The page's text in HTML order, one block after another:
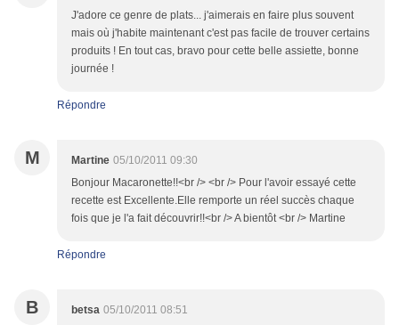
J'adore ce genre de plats... j'aimerais en faire plus souvent
mais où j'habite maintenant c'est pas facile de trouver certains
produits ! En tout cas, bravo pour cette belle assiette, bonne
journée !
Répondre
M Martine 05/10/2011 09:30
Bonjour Macaronette!!<br /> <br /> Pour l'avoir essayé cette
recette est Excellente.Elle remporte un réel succès chaque
fois que je l'a fait découvrir!!<br /> A bientôt <br /> Martine
Répondre
B betsa 05/10/2011 08:51